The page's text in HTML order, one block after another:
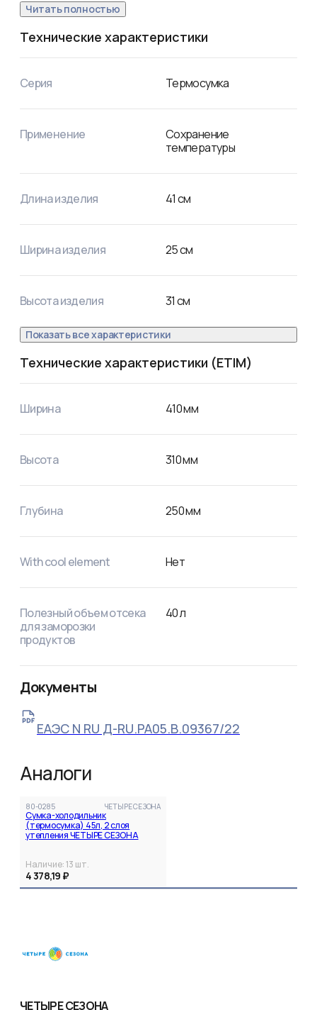
Один внешний карман обеспечивает дополнительное
место для хранения различных мелких предметов, таких
как ложки, вилки, салфетки и т.д.
Изделие не имеет жесткого каркаса, благодаря чему
после использования легко скручивается и не занимает
Внешние размеры (ШхВхГ) – 41х31х25 см. Внутренние
Читать полностью
Технические характеристики
Серия Термосумка
Применение
Сохранение
температуры
Длина изделия 41см
Ширина изделия 25см
Высота изделия 31см
Показать все характеристики
Технические характеристики (ETIM)
Ширина 410мм
Высота 310мм
Глубина 250мм
With cool element Нет
Полезный объем отсека
для заморозки
продуктов
40л
Документы
ЕАЭС N RU Д-RU.РА05.В.09367/22
Аналоги
80-0285 ЧЕТЫРЕ СЕЗОНА
Сумка-холодильник
(термосумка) 45л, 2 слоя
утепления ЧЕТЫРЕ СЕЗОНА
Наличие:13 шт.
4 378,19 ₽
ЧЕТЫРЕ СЕЗОНА